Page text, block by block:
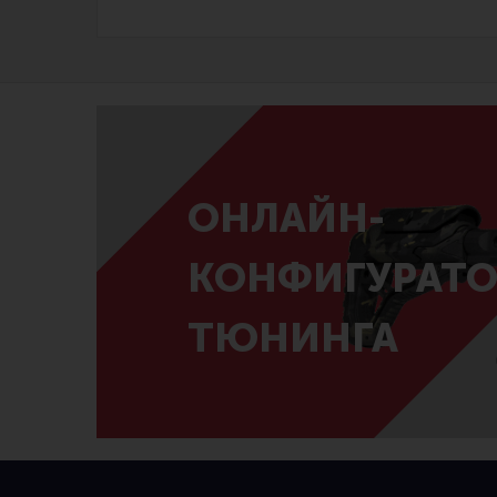
ОНЛАЙН-
ТЮНИНГА